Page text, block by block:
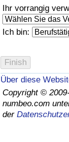
Ihr vorrangig
Ich bin:
Über diese
Copyright ©
numbeo.com
der
Kriminalitäts-
Kriminalitäts-